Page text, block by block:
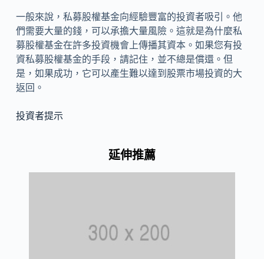
一般來說，私募股權基金向經驗豐富的投資者吸引。他
們需要大量的錢，可以承擔大量風險。這就是為什麼私
募股權基金在許多投資機會上傳播其資本。如果您有投
資私募股權基金的手段，請記住，並不總是償還。但
是，如果成功，它可以產生難以達到股票市場投資的大
返回。
投資者提示
延伸推薦